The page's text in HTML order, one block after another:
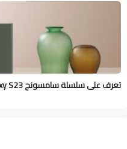
تعرف على سلسلة سامسونج Galaxy S23 الجديدة